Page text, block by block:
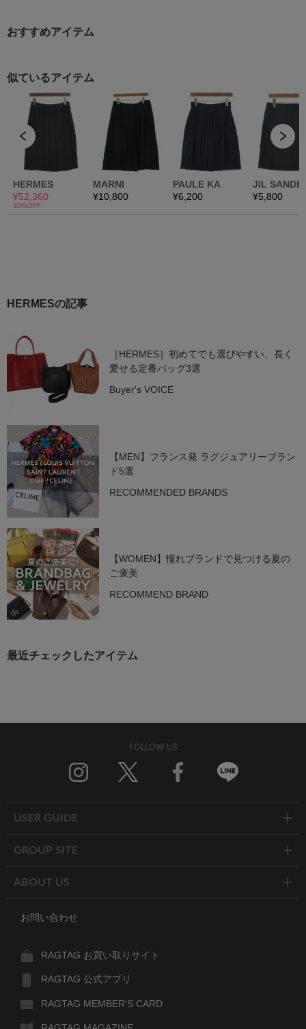
おすすめアイテム
HERMESの記事
［HERMES］初めてでも選びやすい、長く
愛せる定番バッグ3選
Buyer's VOICE
【MEN】フランス発 ラグジュアリーブラン
ド5選
RECOMMENDED BRANDS
【WOMEN】憧れブランドで見つける夏の
ご褒美
RECOMMEND BRAND
最近チェックしたアイテム
FOLLOW US
USER GUIDE
GROUP SITE
ABOUT US
お問い合わせ
RAGTAG お買い取りサイト
RAGTAG 公式アプリ
RAGTAG MEMBER'S CARD